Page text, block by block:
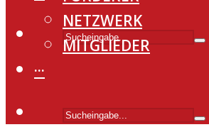
NETZWERK
MITGLIEDER
···